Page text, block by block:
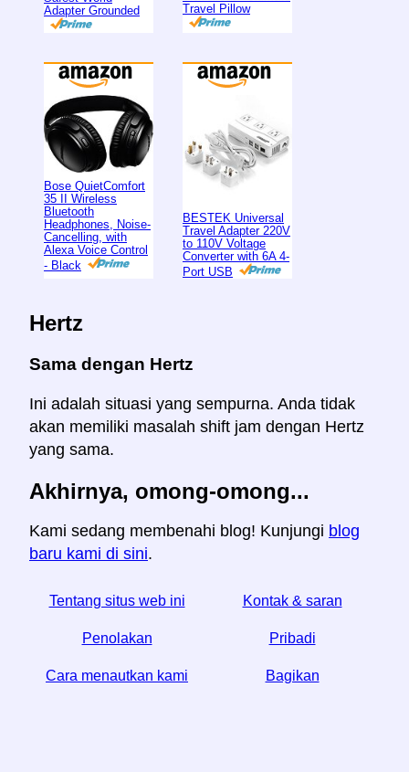
Adapter Grounded
Travel Pillow
Bose QuietComfort
35 II Wireless
Bluetooth
Headphones, Noise-
Cancelling, with
Alexa Voice Control
- Black
BESTEK Universal
Travel Adapter 220V
to 110V Voltage
Converter with 6A 4-
Port USB
Hertz
Sama dengan Hertz
Ini adalah situasi yang sempurna. Anda tidak
akan memiliki masalah shift jam dengan Hertz
yang sama.
Akhirnya, omong-omong...
Kami sedang membenahi blog! Kunjungi blog
baru kami di sini.
Tentang situs web ini Kontak & saran
Penolakan Pribadi
Cara menautkan kami Bagikan